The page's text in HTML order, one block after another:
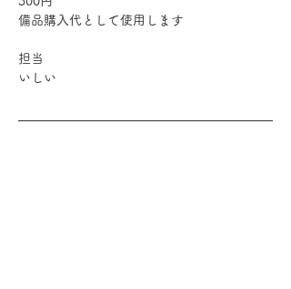
備品購入代として使用します
担当
いしい